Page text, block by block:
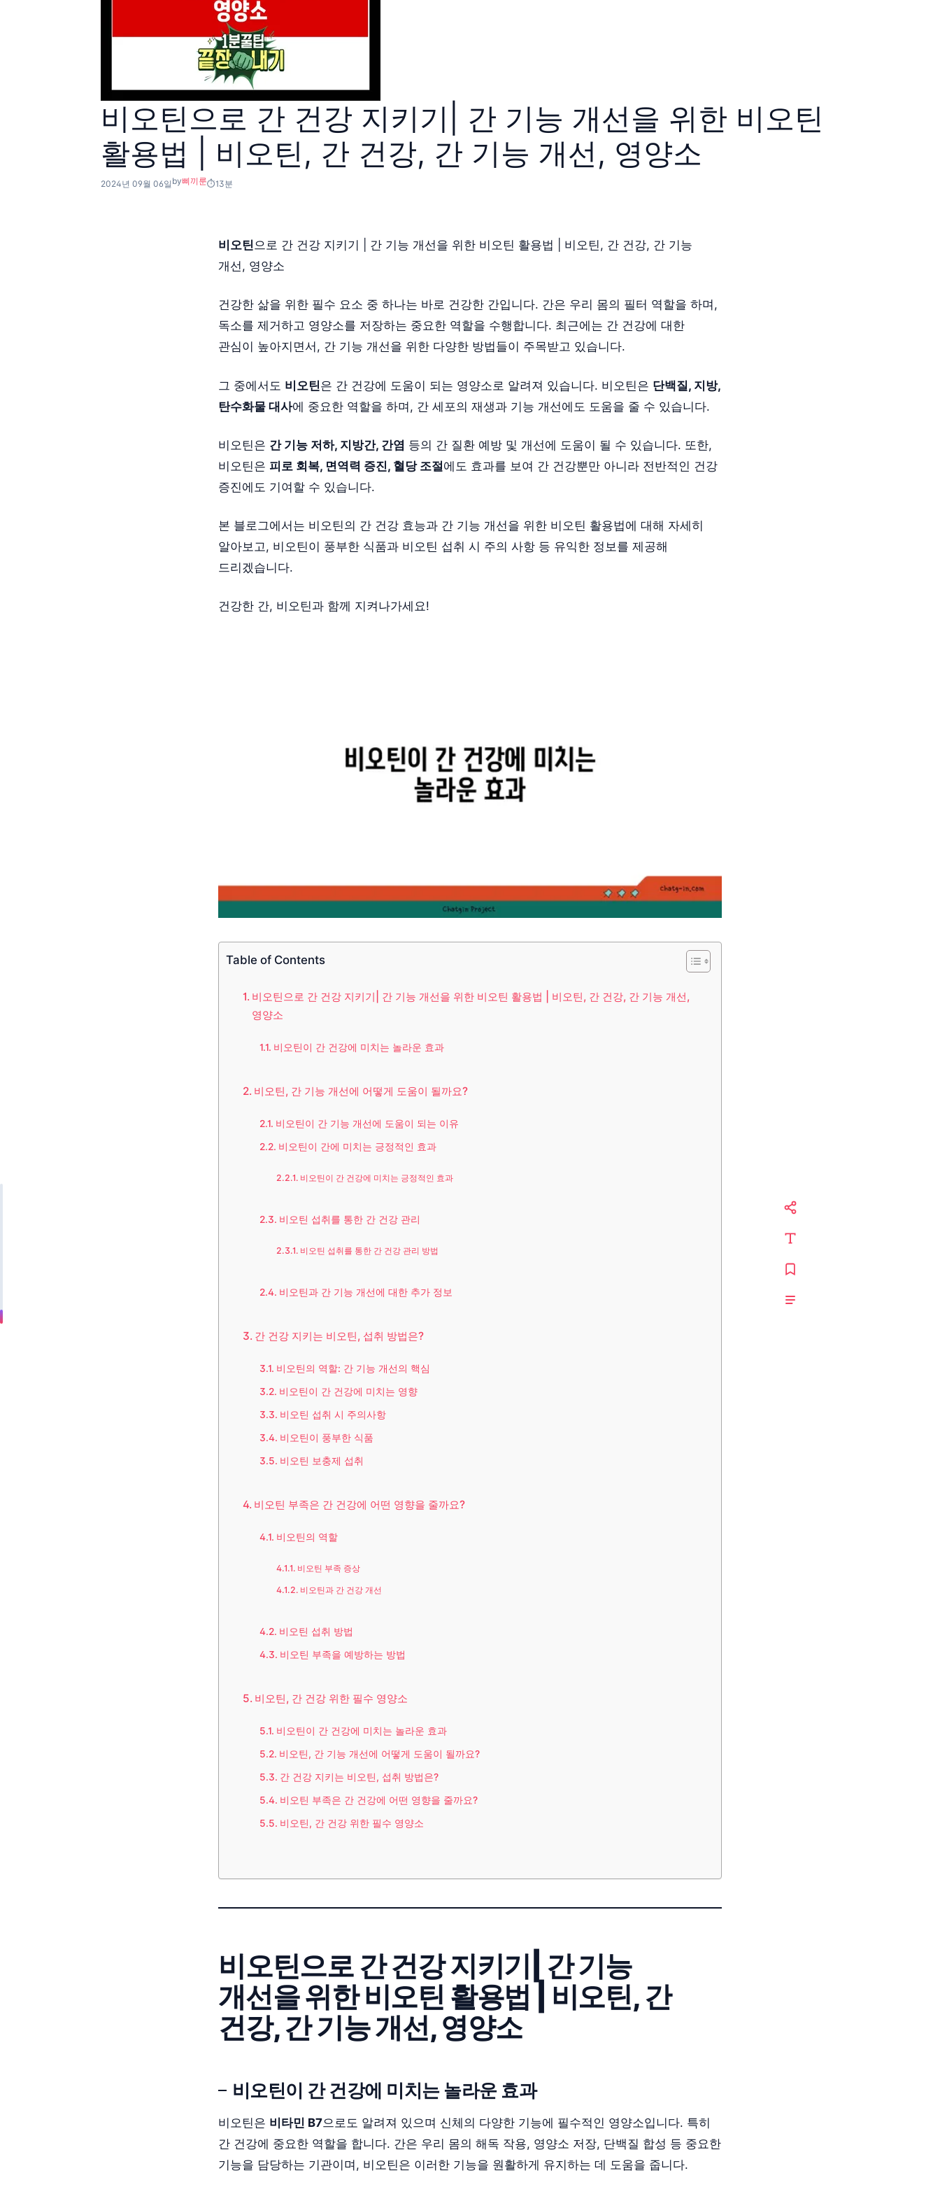
비오틴으로 간 건강 지키기| 간 기능 개선을 위한 비오틴
활용법 | 비오틴, 간 건강, 간 기능 개선, 영양소
2024년 09월 06일 by삐끼룬 13분
비오틴으로 간 건강 지키기 | 간 기능 개선을 위한 비오틴 활용법 | 비오틴, 간 건강, 간 기능
개선, 영양소
건강한 삶을 위한 필수 요소 중 하나는 바로 건강한 간입니다. 간은 우리 몸의 필터 역할을 하며,
독소를 제거하고 영양소를 저장하는 중요한 역할을 수행합니다. 최근에는 간 건강에 대한
관심이 높아지면서, 간 기능 개선을 위한 다양한 방법들이 주목받고 있습니다.
그 중에서도 비오틴은 간 건강에 도움이 되는 영양소로 알려져 있습니다. 비오틴은 단백질, 지방,
탄수화물 대사에 중요한 역할을 하며, 간 세포의 재생과 기능 개선에도 도움을 줄 수 있습니다.
비오틴은 간 기능 저하, 지방간, 간염 등의 간 질환 예방 및 개선에 도움이 될 수 있습니다. 또한,
비오틴은 피로 회복, 면역력 증진, 혈당 조절에도 효과를 보여 간 건강뿐만 아니라 전반적인 건강
증진에도 기여할 수 있습니다.
본 블로그에서는 비오틴의 간 건강 효능과 간 기능 개선을 위한 비오틴 활용법에 대해 자세히
알아보고, 비오틴이 풍부한 식품과 비오틴 섭취 시 주의 사항 등 유익한 정보를 제공해
드리겠습니다.
건강한 간, 비오틴과 함께 지켜나가세요!
Table of Contents
비오틴으로 간 건강 지키기| 간 기능 개선을 위한 비오틴 활용법 | 비오틴, 간 건강, 간 기능 개선,
영양소
비오틴이 간 건강에 미치는 놀라운 효과
비오틴, 간 기능 개선에 어떻게 도움이 될까요?
비오틴이 간 기능 개선에 도움이 되는 이유
비오틴이 간에 미치는 긍정적인 효과
비오틴이 간 건강에 미치는 긍정적인 효과
비오틴 섭취를 통한 간 건강 관리
비오틴 섭취를 통한 간 건강 관리 방법
비오틴과 간 기능 개선에 대한 추가 정보
간 건강 지키는 비오틴, 섭취 방법은?
비오틴의 역할: 간 기능 개선의 핵심
비오틴이 간 건강에 미치는 영향
비오틴 섭취 시 주의사항
비오틴이 풍부한 식품
비오틴 보충제 섭취
비오틴 부족은 간 건강에 어떤 영향을 줄까요?
비오틴의 역할
비오틴 부족 증상
비오틴과 간 건강 개선
비오틴 섭취 방법
비오틴 부족을 예방하는 방법
비오틴, 간 건강 위한 필수 영양소
비오틴이 간 건강에 미치는 놀라운 효과
비오틴, 간 기능 개선에 어떻게 도움이 될까요?
간 건강 지키는 비오틴, 섭취 방법은?
비오틴 부족은 간 건강에 어떤 영향을 줄까요?
비오틴, 간 건강 위한 필수 영양소
비오틴으로 간 건강 지키기| 간 기능
개선을 위한 비오틴 활용법 | 비오틴, 간
건강, 간 기능 개선, 영양소
비오틴이 간 건강에 미치는 놀라운 효과
비오틴은 비타민 B7으로도 알려져 있으며 신체의 다양한 기능에 필수적인 영양소입니다. 특히
간 건강에 중요한 역할을 합니다. 간은 우리 몸의 해독 작용, 영양소 저장, 단백질 합성 등 중요한
기능을 담당하는 기관이며, 비오틴은 이러한 기능을 원활하게 유지하는 데 도움을 줍니다.